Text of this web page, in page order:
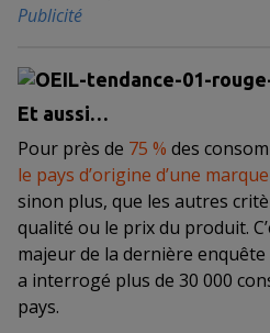
Publicité
Et aussi…
Pour près de 75 % des
le pays d’origine d’une
sinon plus, que les autres
qualité ou le prix du produit.
majeur de la dernière
a interrogé plus de 30 000
pays.